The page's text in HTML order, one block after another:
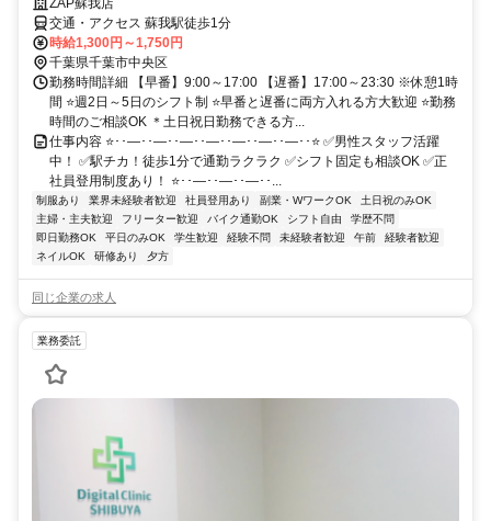
ZAP蘇我店
交通・アクセス 蘇我駅徒歩1分
時給1,300円～1,750円
千葉県千葉市中央区
勤務時間詳細 【早番】9:00～17:00 【遅番】17:00～23:30 ※休憩1時
間 ⭐週2日～5日のシフト制 ⭐早番と遅番に両方入れる方大歓迎 ⭐勤務
時間のご相談OK ＊土日祝日勤務できる方...
仕事内容 ⭐･･―･･―･･―･･―･･―･･―･･―･･⭐ ✅男性スタッフ活躍
中！ ✅駅チカ！徒歩1分で通勤ラクラク ✅シフト固定も相談OK ✅正
社員登用制度あり！ ⭐･･―･･―･･―･･...
制服あり 業界未経験者歓迎 社員登用あり 副業・WワークOK
土日祝のみOK
主婦・主夫歓迎
フリーター歓迎 バイク通勤OK シフト自由
学歴不問
即日勤務OK
平日のみOK 学生歓迎 経験不問 未経験者歓迎 午前
経験者歓迎
ネイルOK
研修あり 夕方
同じ企業の求人
業務委託